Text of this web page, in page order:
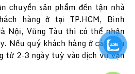
chuyển sản phẩm đến tận nhà
hàng ở tại TP.HCM, Bình
Nội, Vũng Tàu thì có thể nhận
Nếu quý khách hàng ở các tỉnh
từ 2-3 ngày tuỳ vào dịch vụ vận